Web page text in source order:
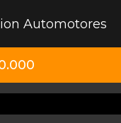
Automotores